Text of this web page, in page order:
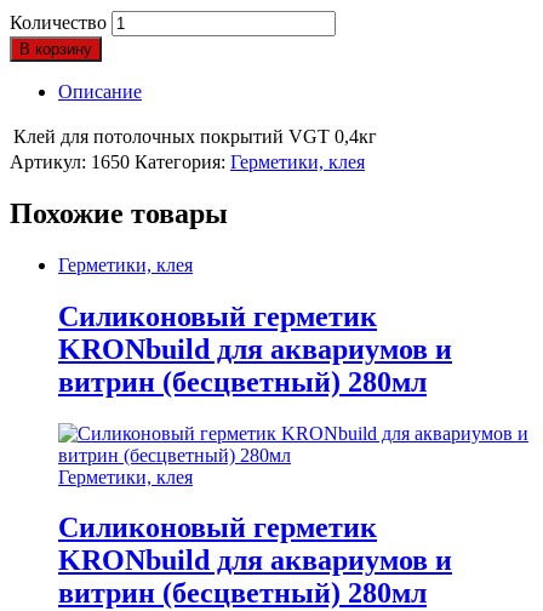
Количество
В корзину
Описание
Клей для потолочных покрытий VGT 0,4кг
Артикул: 1650 Категория: Герметики, клея
Похожие товары
Герметики, клея
Силиконовый герметик
KRONbuild для аквариумов и
витрин (бесцветный) 280мл
Герметики, клея
Силиконовый герметик
KRONbuild для аквариумов и
витрин (бесцветный) 280мл